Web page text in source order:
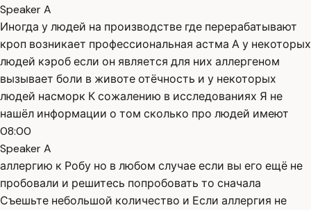
Speaker A
Иногда у людей на производстве где перерабатывают
кроп возникает профессиональная астма А у некоторых
людей кэроб если он является для них аллергеном
вызывает боли в животе отёчность и у некоторых
людей насморк К сожалению в исследованиях Я не
нашёл информации о том сколько про людей имеют
08:00
Speaker A
аллергию к Робу но в любом случае если вы его ещё не
пробовали и решитесь попробовать то сначала
Съешьте небольшой количество и Если аллергия не